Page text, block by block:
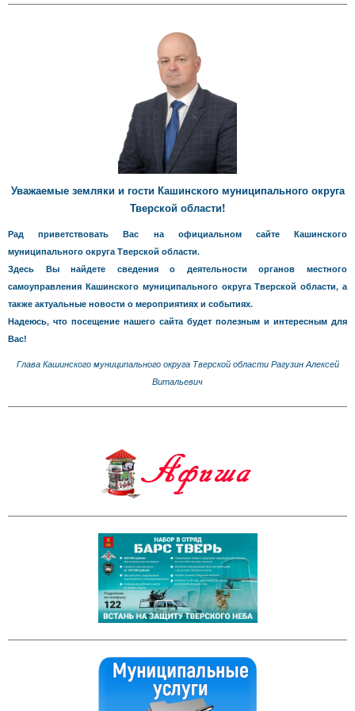
Уважаемые земляки и гости Кашинского муниципального округа
Тверской области!
Рад приветствовать Вас на официальном сайте Кашинского
муниципального округа Тверской области.
Здесь Вы найдете сведения о деятельности органов местного
самоуправления Кашинского муниципального округа Тверской области, а
также актуальные новости о мероприятиях и событиях.
Надеюсь, что посещение нашего сайта будет полезным и интересным для
Вас!
Глава Кашинского муниципального округа Тверской области Рагузин Алексей
Витальевич